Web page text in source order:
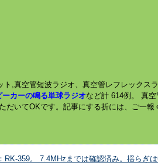
真空管短波ラジオ、真空管レフレックス
ーカーの鳴る単球ラジオなど計 614例。 真
いてOKです。記事にする折には、ご一報
RK-359。 7.4MHzまでは確認済み。揺らぎ